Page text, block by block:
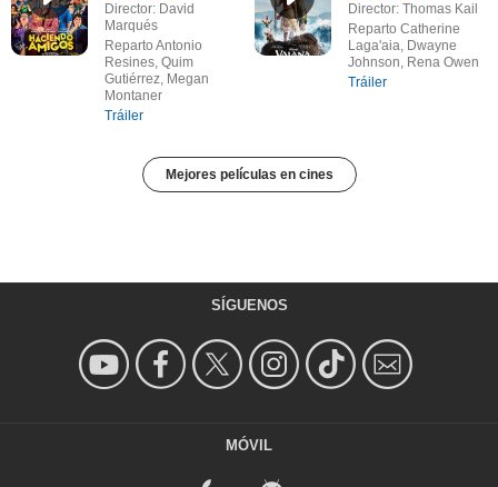
Director: David
Marqués
Reparto Antonio
Resines, Quim
Gutiérrez, Megan
Montaner
Tráiler
Director: Thomas Kail
Reparto Catherine
Laga'aia, Dwayne
Johnson, Rena Owen
Tráiler
Mejores películas en cines
SÍGUENOS
MÓVIL